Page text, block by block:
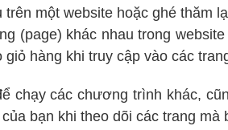
một website hoặc ghé
(page) khác nhau trong
hàng khi truy cập vào các
chạy các chương trình khác,
bạn khi theo dõi các trang mà